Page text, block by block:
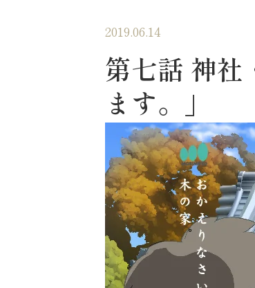
2019.06.14
第七話 神社
ます。」